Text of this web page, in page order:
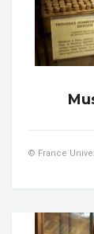
© France